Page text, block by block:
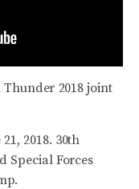
2018 joint
2018. 30th
Special Forces